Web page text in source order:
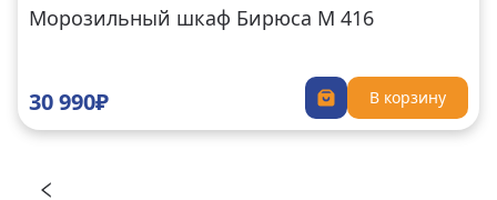
Морозильный шкаф Бирюса M 416
30 990₽ В корзину